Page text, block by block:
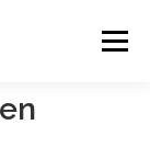
Menu